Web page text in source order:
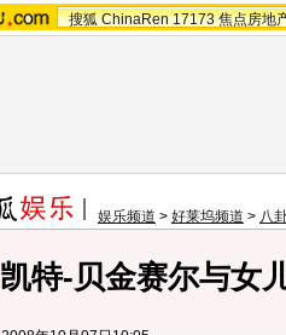
搜狐 ChinaRen 17173 焦点房地
娱乐频道 > 好莱坞频道 > 八
凯特-贝金赛尔与女